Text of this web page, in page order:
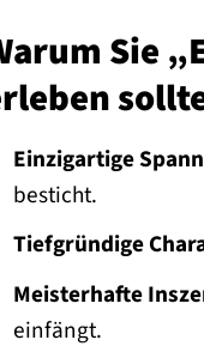
Sie
Einzigartige
besticht.
Tiefgründige
Meisterhafte
einfängt.